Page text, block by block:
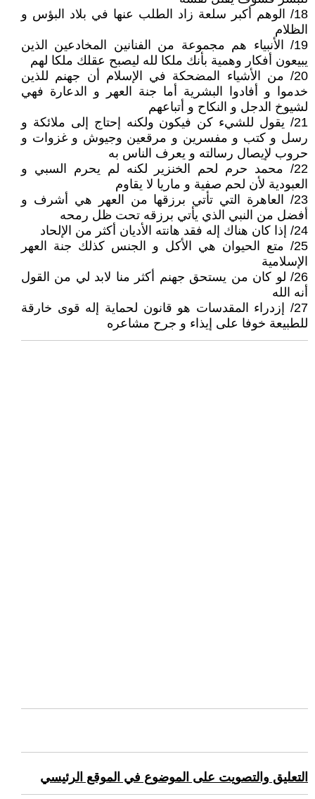
18/ الوهم أكبر سلعة زاد الطلب عنها في بلاد البؤس و
الظلام
19/ الأنبياء هم مجموعة من الفنانين المخادعين الذين
يبيعون أفكار وهمية بأنك ملكا لله ليصبح عقلك ملكا لهم
20/ من الأشياء المضحكة في الإسلام أن جهنم للذين
خدموا و أفادوا البشرية أما جنة العهر و الدعارة فهي
لشيوخ الدجل و النكاح و أتباعهم
21/ يقول للشيء كن فيكون ولكنه إحتاج إلى ملائكة و
رسل و كتب و مفسرين و مرقعين وجيوش و غزوات و
حروب لإيصال رسالته و يعرف الناس به
22/ محمد حرم لحم الخنزير لكنه لم يحرم السبي و
العبودية لأن لحم صفية و ماريا لا يقاوم
23/ العاهرة التي تأتي برزقها من العهر هي أشرف و
أفضل من النبي الذي يأتي برزقه تحت ظل رمحه
24/ إذا كان هناك إله فقد هانته الأديان أكثر من الإلحاد
25/ متع الحيوان هي الأكل و الجنس كذلك جنة العهر
الإسلامية
26/ لو كان من يستحق جهنم أكثر منا لابد لي من القول
أنه الله
27/ إزدراء المقدسات هو قانون لحماية إله قوى خارقة
للطبيعة خوفا على إيذاء و جرح مشاعره
التعليق والتصويت على الموضوع في الموقع الرئيسي